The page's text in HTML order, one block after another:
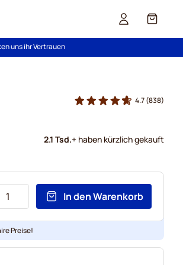
Cart
uns ihr Vertrauen
4.7(838)
2.1 Tsd.+ haben kürzlich gekauft
In den Warenkorb
Preise!